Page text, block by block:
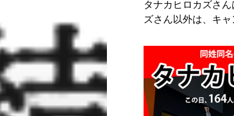
タナカヒロカズさ
ズさん以外は、キ